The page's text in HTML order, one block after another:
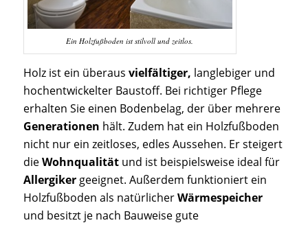
Ein Holzfußboden ist stilvoll und zeitlos.
Holz ist ein überaus vielfältiger, langlebiger und
hochentwickelter Baustoff. Bei richtiger Pflege
erhalten Sie einen Bodenbelag, der über mehrere
Generationen hält. Zudem hat ein Holzfußboden
nicht nur ein zeitloses, edles Aussehen. Er steigert
dieWohnqualitätund ist beispielsweise ideal für
Allergikergeeignet. Außerdem funktioniert ein
Holzfußboden als natürlicherWärmespeicher
und besitzt je nach Bauweise gute